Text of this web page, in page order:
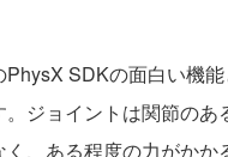
SDKの面白い機能
。ジョイントは関節のあ
く、ある程度の力がかか